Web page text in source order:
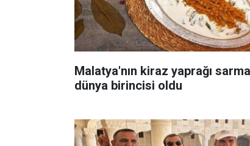
Malatya'nın kiraz yaprağı
dünya birincisi oldu